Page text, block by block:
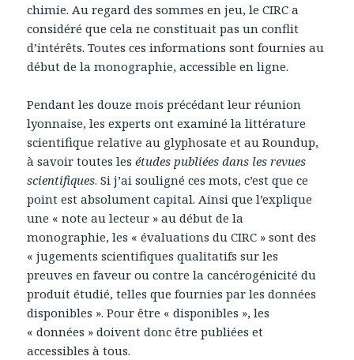
chimie. Au regard des sommes en jeu, le CIRC a
considéré que cela ne constituait pas un conflit
d’intérêts. Toutes ces informations sont fournies au
début de la monographie, accessible en ligne.
Pendant les douze mois précédant leur réunion
lyonnaise, les experts ont examiné la littérature
scientifique relative au glyphosate et au Roundup,
à savoir toutes lesétudes publiées dans les revues
scientifiques. Si j’ai souligné ces mots, c’est que ce
point est absolument capital. Ainsi que l’explique
une « note au lecteur » au début de la
monographie, les « évaluations du CIRC » sont des
« jugements scientifiques qualitatifs sur les
preuves en faveur ou contre la cancérogénicité du
produit étudié, telles que fournies par les données
disponibles ». Pour être « disponibles », les
« données » doivent donc être publiées et
accessibles à tous.